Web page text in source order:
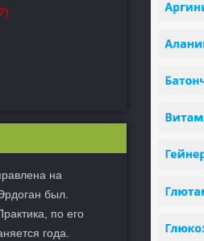
на
был.
по его
года.